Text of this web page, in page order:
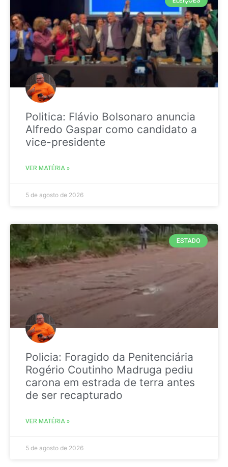
Politica: Flávio Bolsonaro anuncia
Alfredo Gaspar como candidato a
vice-presidente
VER MATÉRIA »
5 de agosto de 2026
ESTADO
Policia: Foragido da Penitenciária
Rogério Coutinho Madruga pediu
carona em estrada de terra antes
de ser recapturado
VER MATÉRIA »
5 de agosto de 2026